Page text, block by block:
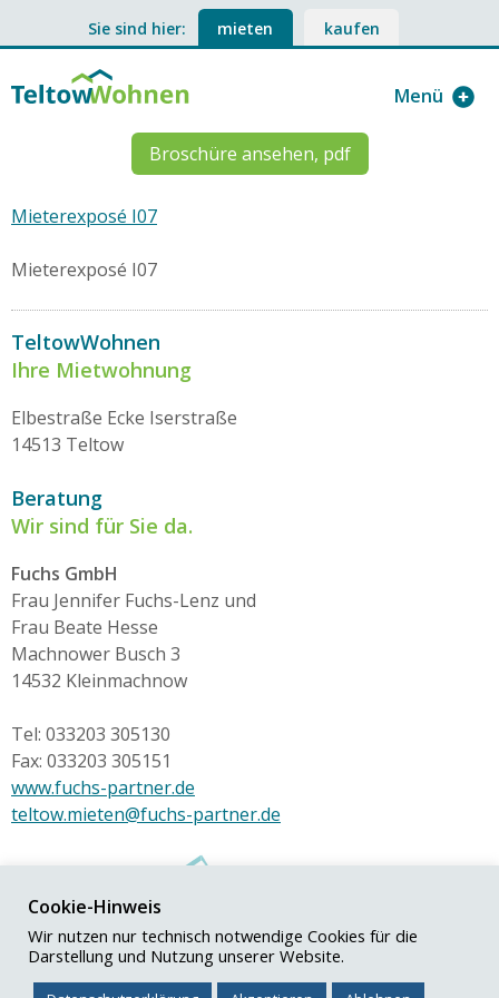
Sie sind hier: mieten kaufen
Menü
Broschüre ansehen, pdf
Mieterexposé I07
Mieterexposé I07
TeltowWohnen
Ihre Mietwohnung
Elbestraße Ecke Iserstraße
14513 Teltow
Beratung
Wir sind für Sie da.
Fuchs GmbH
Frau Jennifer Fuchs-Lenz und
Frau Beate Hesse
Machnower Busch 3
14532 Kleinmachnow
Tel: 033203 305130
Fax: 033203 305151
www.fuchs-partner.de
teltow.mieten@fuchs-partner.de
© Fuchs+Partner GmbH
Impressum|Datenschutz
Cookie-Hinweis
Wir nutzen nur technisch notwendige Cookies für die
Darstellung und Nutzung unserer Website.